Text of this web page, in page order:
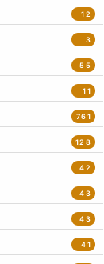
12
3
55
11
761
128
42
43
43
41